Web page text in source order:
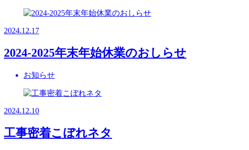
2024.12.17
2024-2025年末年始休業のおしらせ
お知らせ
2024.12.10
工事密着こぼれネタ